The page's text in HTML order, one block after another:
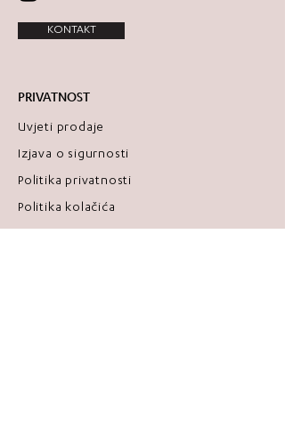
KONTAKT
PRIVATNOST
Uvjeti prodaje
Izjava o sigurnosti
Politika privatnosti
Politika kolačića